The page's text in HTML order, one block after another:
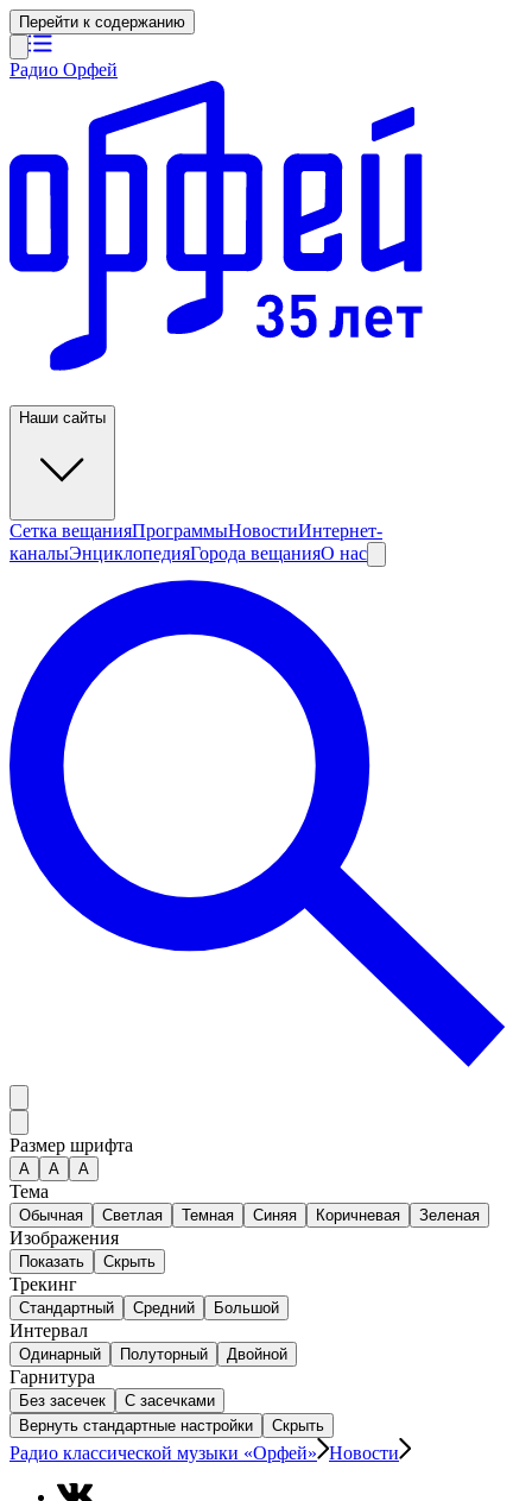
Перейти к содержанию
Радио Орфей
Наши сайты
Сетка вещанияПрограммыНовостиИнтернет-
каналыЭнциклопедияГорода вещанияО нас
Размер шрифта
А A A
Тема
Обычная Светлая Темная Синяя Коричневая Зеленая
Изображения
Показать Скрыть
Трекинг
Стандартный Средний Большой
Интервал
Одинарный Полуторный Двойной
Гарнитура
Без засечек
С засечками
Вернуть стандартные настройки
Скрыть
Радио классической музыки «Орфей» Новости